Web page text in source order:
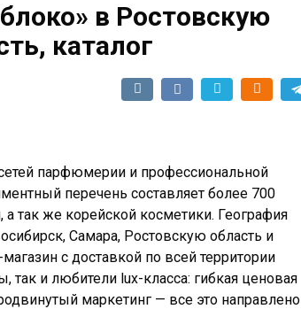
в Ростовскую
каталог
парфюмерии и профессиональной
перечень составляет более 700
так же корейской косметики. География
Самара, Ростовскую область и
с доставкой по всей территории
так и любители lux-класса: гибкая ценовая
маркетинг — все это направлено